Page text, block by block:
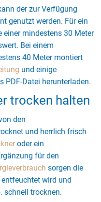
der zur Verfügung
genutzt werden. Für ein
mindestens 30 Meter
Bei einem
40 Meter montiert
und einige
PDF-Datei herunterladen.
trocken halten
den
und herrlich frisch
oder ein
für den
sorgen die
wird und
schnell trocknen.